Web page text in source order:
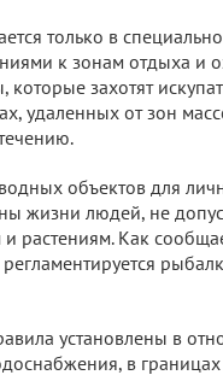
только в
к зонам отдыха и
которые захотят
удаленных от зон
объектов для
жизни людей, не
растениям. Как
установлены в
в